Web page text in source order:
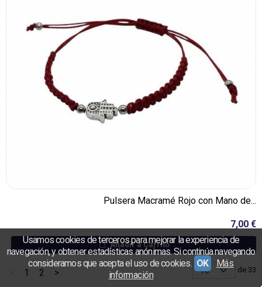
Pulsera Macramé Rojo con Mano de...
7,00 €
Añadir a Carrito
1 2 > de 33
Usamos cookies de terceros para mejorar la experiencia de
navegación, y obtener estadísticas anónimas. Si continúa navegando
consideramos que acepta el uso de cookies. OK
Más
información